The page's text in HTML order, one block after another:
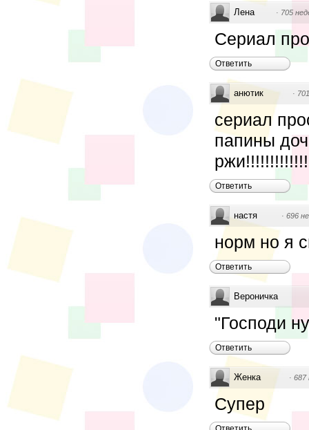
Лена · 705
Сериал
Ответить
анютик ·
сериал
папины
Ответить
настя · 696
норм но я
Ответить
Вероничка
"Господи
Ответить
Женка · 687
Супер